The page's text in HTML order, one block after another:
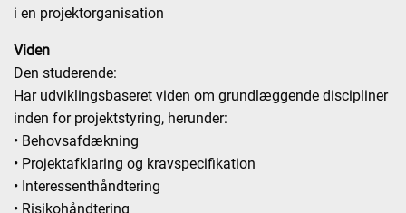
i en projektorganisation
Viden
Den studerende:
Har udviklingsbaseret viden om grundlæggende discipliner
inden for projektstyring, herunder:
• Behovsafdækning
• Projektafklaring og kravspecifikation
• Interessenthåndtering
• Risikohåndtering